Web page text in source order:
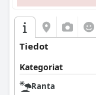
Tiedot
Kategoriat
Ranta